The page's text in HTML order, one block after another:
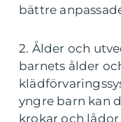
bättre
2. Ålder och
barnets ålder
yngre barn kan
krokar och